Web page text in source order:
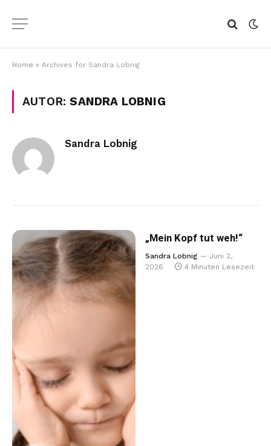
Home » Archives for Sandra Lobnig
AUTOR:SANDRA LOBNIG
Sandra Lobnig
„Mein Kopf tut weh!“
Sandra Lobnig
Juni 2,
2026
4 Minuten Lesezeit